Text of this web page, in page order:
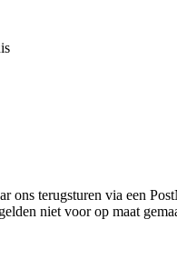
ons terugsturen via een
niet voor op maat